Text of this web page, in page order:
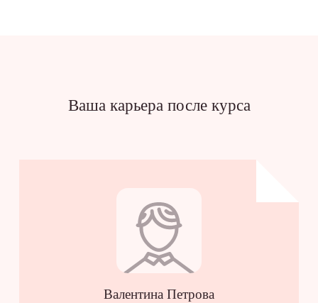
Ваша карьера после курса
Валентина Петрова